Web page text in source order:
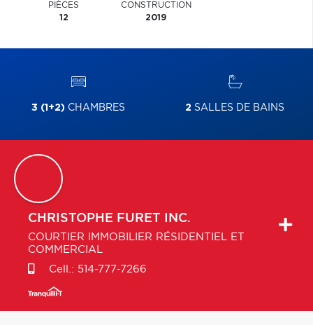
PIÈCES
12
CONSTRUCTION
2019
3 (1+2) CHAMBRES 2 SALLES DE BAINS
CHRISTOPHE FURET INC.
COURTIER IMMOBILIER RÉSIDENTIEL ET
COMMERCIAL
Cell.: 514-777-7266